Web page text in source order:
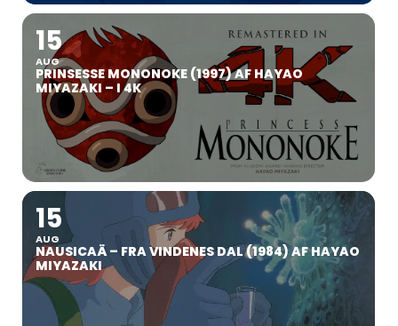
15
AUG
PRINSESSE MONONOKE (1997) AF HAYAO
MIYAZAKI – I 4K
15
AUG
NAUSICAÄ – FRA VINDENES DAL (1984) AF HAYAO
MIYAZAKI